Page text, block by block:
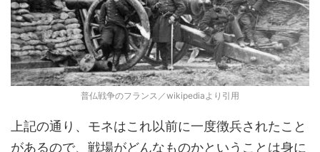
普仏戦争のフランス／wikipediaより引用
上記の通り、モネはこれ以前に一度徴兵されたこと
があるので、戦場がどんなものかということは身に